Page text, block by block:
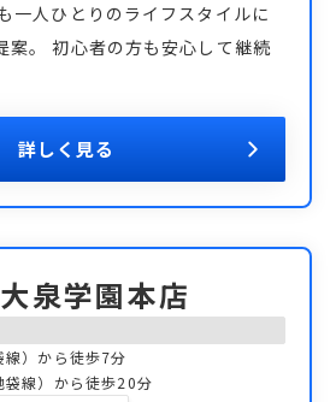
一人ひとりのライフスタイルに
案。 初心者の方も安心して継続
詳しく見る
泉学園本店
線）から徒歩7分
線）から徒歩20分